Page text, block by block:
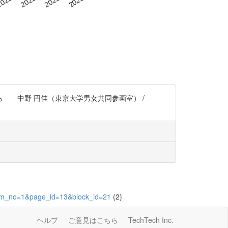
― 中野 円佳（東京大学男女共同参画室） /
(2)
ヘルプ ご意見はこちら TechTech Inc.